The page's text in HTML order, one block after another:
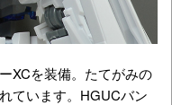
XCを装備。たてがみの
ています。HGUCバン